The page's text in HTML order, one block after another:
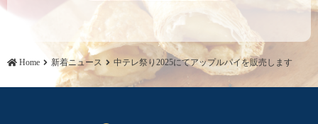
ー
ョ
ン
Home 新着ニュース 中テレ祭り2025にてアップルパイを販売します